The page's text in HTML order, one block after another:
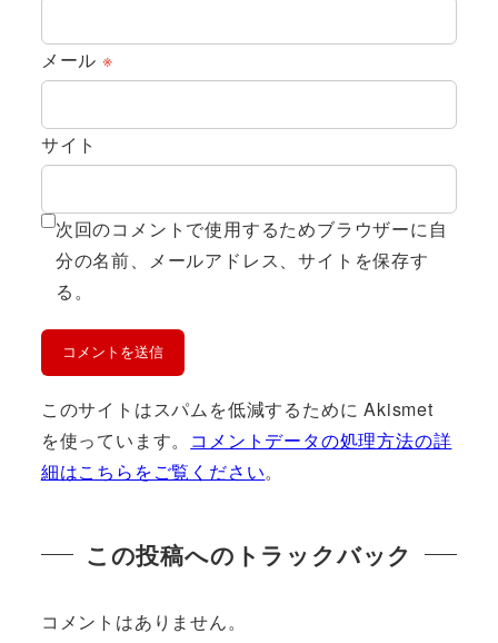
メール ※
サイト
次回のコメントで使用するためブラウザーに自
分の名前、メールアドレス、サイトを保存す
る。
このサイトはスパムを低減するために Akismet
を使っています。 コメントデータの処理方法の詳
細はこちらをご覧ください。
この投稿へのトラックバック
コメントはありません。